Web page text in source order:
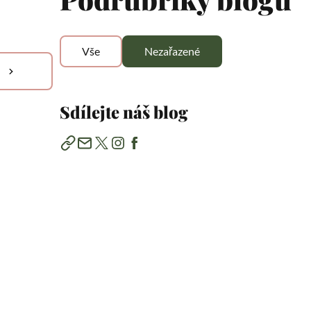
Vše Nezařazené
Sdílejte náš blog